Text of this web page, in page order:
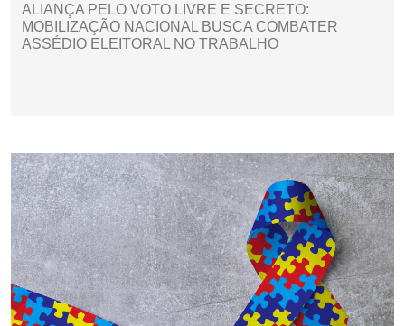
ALIANÇA PELO VOTO LIVRE E SECRETO:
MOBILIZAÇÃO NACIONAL BUSCA COMBATER
ASSÉDIO ELEITORAL NO TRABALHO